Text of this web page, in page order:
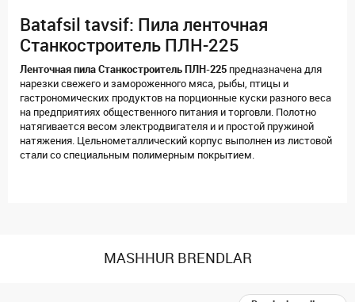
Batafsil tavsif: Пила ленточная
Станкостроитель ПЛН-225
Ленточная пила Станкостроитель ПЛН-225 предназначена для
нарезки свежего и замороженного мяса, рыбы, птицы и
гастрономических продуктов на порционные куски разного веса
на предприятиях общественного питания и торговли. Полотно
натягивается весом электродвигателя и и простой пружиной
натяжения. Цельнометаллический корпус выполнен из листовой
стали со специальным полимерным покрытием.
MASHHUR BRENDLAR